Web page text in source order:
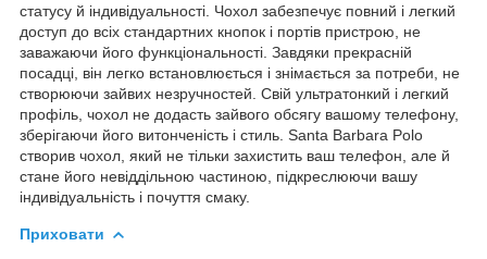
статусу й індивідуальності. Чохол забезпечує повний і легкий
доступ до всіх стандартних кнопок і портів пристрою, не
заважаючи його функціональності. Завдяки прекрасній
посадці, він легко встановлюється і знімається за потреби, не
створюючи зайвих незручностей. Свій ультратонкий і легкий
профіль, чохол не додасть зайвого обсягу вашому телефону,
зберігаючи його витонченість і стиль. Santa Barbara Polo
створив чохол, який не тільки захистить ваш телефон, але й
стане його невіддільною частиною, підкреслюючи вашу
індивідуальність і почуття смаку.
Приховати